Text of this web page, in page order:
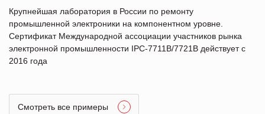
Крупнейшая лаборатория в России по ремонту
промышленной электроники на компонентном уровне.
Сертификат Международной ассоциации участников рынка
электронной промышленности IPC-7711B/7721B действует с
2016 года
Смотреть все примеры